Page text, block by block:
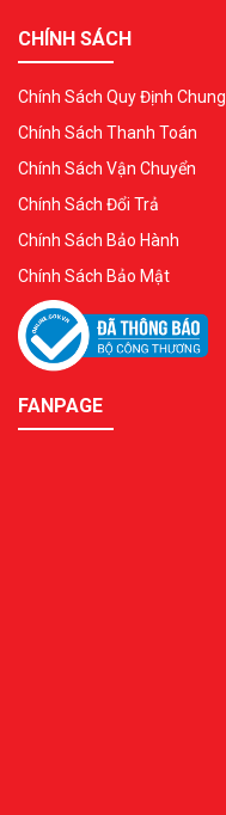
CHÍNH SÁCH
Chính Sách Quy Định Chung
Chính Sách Thanh Toán
Chính Sách Vận Chuyển
Chính Sách Đổi Trả
Chính Sách Bảo Hành
Chính Sách Bảo Mật
FANPAGE